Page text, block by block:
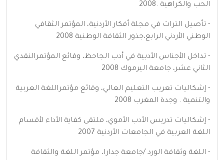
الحب والكراهية .2008
- تأصيل التراث في مجلة أفكار الأردنية، المؤتمر الثقافي
الوطني الأردني الرابع،جذور الثقافة الوطنية 2008
- تداخل الأجناس الأدبية في أدب الجاحظ، وقائع المؤتمرالنقدي
الثاني عشر، جامعة اليرموك 2008
- إشكاليات تعريب التعليم العالي، وقائع مؤتمراللغة العربية
والتنمية . وجدة المغرب 2008
- إشكاليات تدريس الأدب الأموي، ملتقى كفاية الأداء لأقسام
اللغة العربية في الجامعات الأردنية 2007
- اللغة وثقافة الورد /جامعة جدارا، مؤتمر اللغة والثقافة